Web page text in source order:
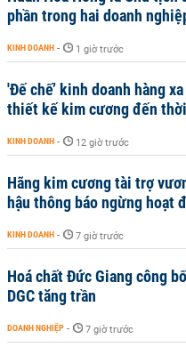
phần trong hai doanh
KINH DOANH - 1 giờ trước
'Đế chế’ kinh doanh hàng
thiết kế kim cương đến
KINH DOANH - 12 giờ trước
Hãng kim cương tài trợ
hậu thông báo ngừng hoạt
KINH DOANH - 7 giờ trước
Hoá chất Đức Giang công
DGC tăng trần
DOANH NGHIỆP - 7 giờ trước